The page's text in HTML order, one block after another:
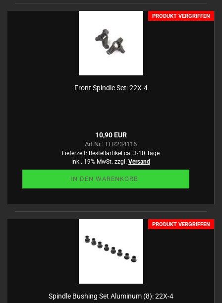
PRODUKT VERGRIFFEN
Front Spindle Set: 22X-4
10,90 EUR
Art.Nr.: TLR234116
Lieferzeit: Bestellartikel ca. 3-10 Tage
inkl. 19% MwSt. zzgl. Versand
IN DEN WARENKORB
PRODUKT VERGRIFFEN
Spindle Bushing Set Aluminum (8): 22X-4